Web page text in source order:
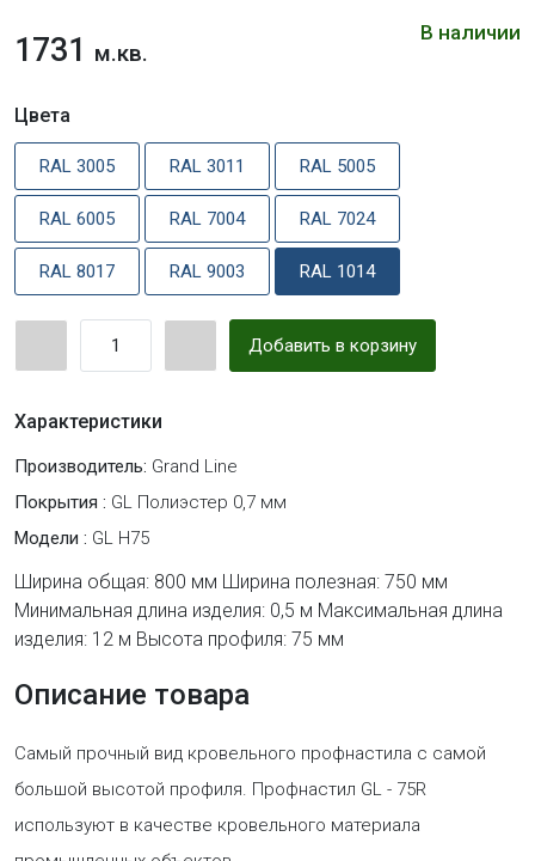
В наличии
1731 м.кв.
Цвета
RAL 3005 RAL 3011 RAL 5005
RAL 6005 RAL 7004 RAL 7024
RAL 8017 RAL 9003 RAL 1014
Добавить в корзину
Характеристики
Производитель: Grand Line
Покрытия : GL Полиэстер 0,7 мм
Модели : GL H75
Ширина общая: 800 мм Ширина полезная: 750 мм
Минимальная длина изделия: 0,5 м Максимальная длина
изделия: 12 м Высота профиля: 75 мм
Описание товара
Самый прочный вид кровельного профнастила с самой
большой высотой профиля. Профнастил GL - 75R
используют в качестве кровельного материала